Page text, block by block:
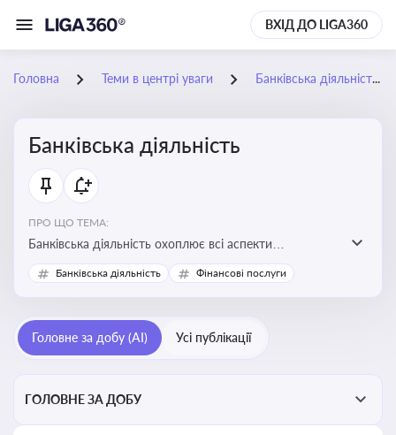
ВХІД ДО LIGA360
Головна Теми в центрі уваги Банківська діяльність
Банківська діяльність
ПРО ЩО ТЕМА:
Банківська діяльність охоплює всі аспекти
регулювання, нагляду та ліцензування банківських
установ
Банківська діяльність Фінансові послуги
Головне за добу (AI) Усі публікації
ГОЛОВНЕ ЗА ДОБУ